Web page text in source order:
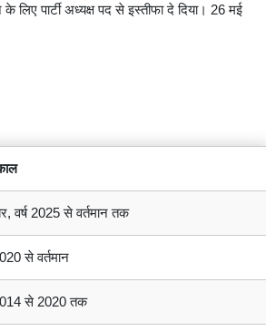
पार्टी अध्यक्ष पद से इस्तीफा दे दिया। 26 मई
वर्ष 2025 से वर्तमान तक
से वर्तमान
से 2020 तक